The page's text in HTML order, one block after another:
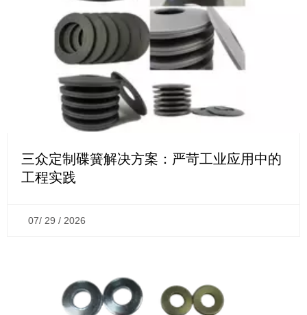
三众定制碟簧解决方案：严苛工业应用中的
工程实践
07/ 29 / 2026